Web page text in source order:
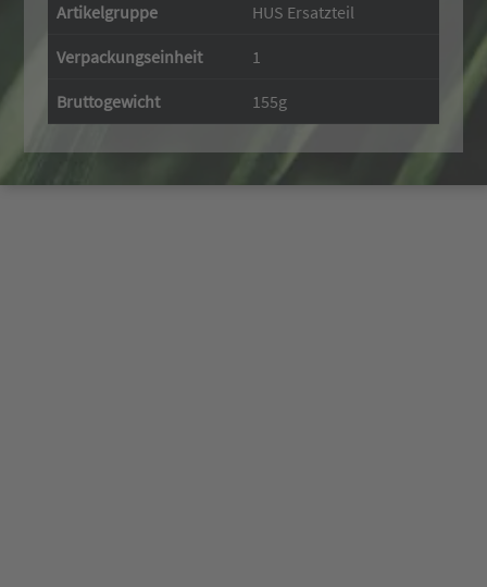
Artikelgruppe HUS Ersatzteil
Verpackungseinheit 1
Bruttogewicht 155g